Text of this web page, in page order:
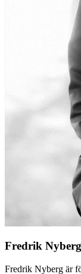
Fredrik Nyberg
Fredrik Nyberg är